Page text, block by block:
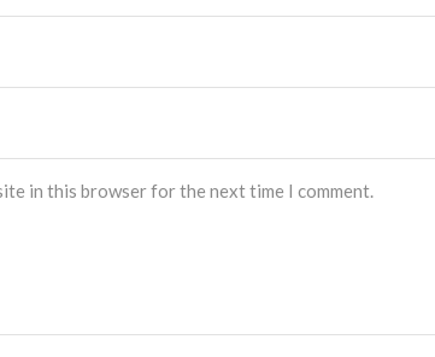
in this browser for the next time I comment.